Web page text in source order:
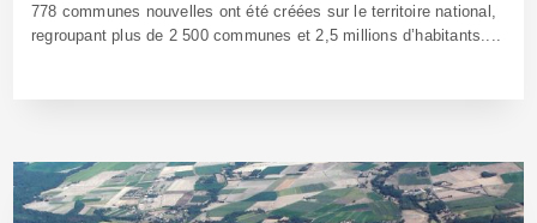
778 communes nouvelles ont été créées sur le territoire national,
regroupant plus de 2 500 communes et 2,5 millions d’habitants....
10 Mai 2021 - Réf: BW40741